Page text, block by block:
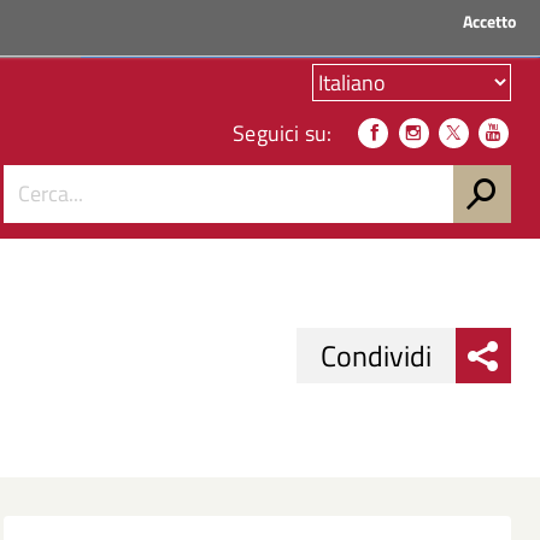
Accetto
Seguici su:
Condividi